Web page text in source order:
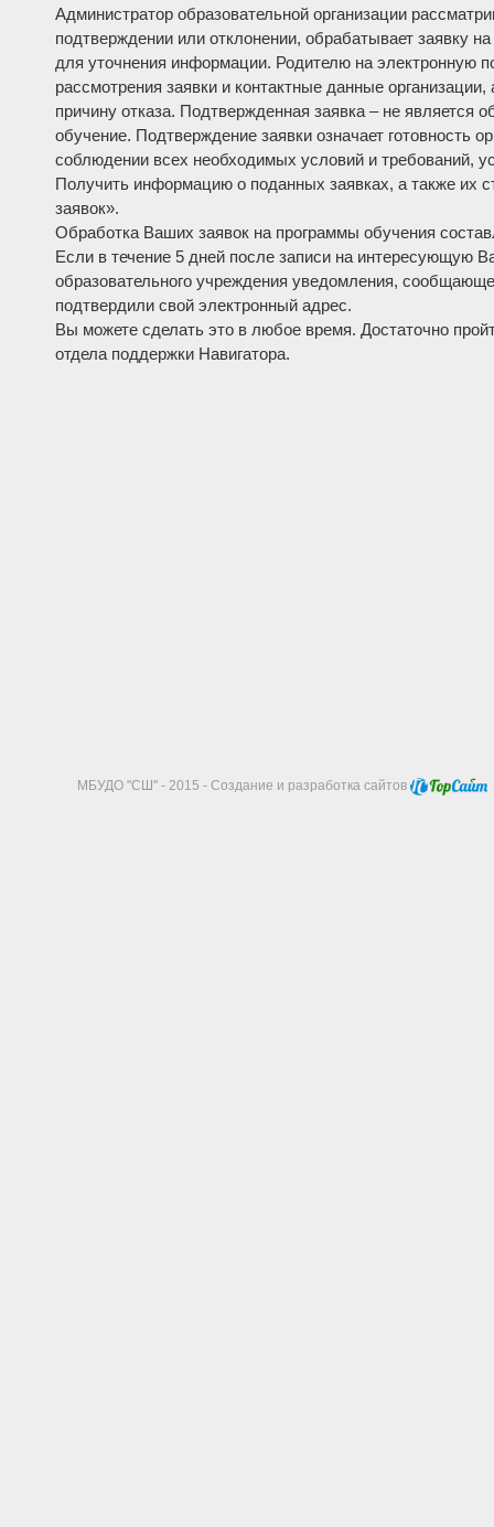
Администратор образовательной организации
подтверждении или отклонении, обрабатывает заявку
для уточнения информации. Родителю на электронную
рассмотрения заявки и контактные данные
причину отказа. Подтвержденная заявка – не является
обучение. Подтверждение заявки означает готовность
соблюдении всех необходимых условий и требований,
Получить информацию о поданных заявках, а также их
заявок».
Обработка Ваших заявок на программы обучения
Если в течение 5 дней после записи на интересующую
образовательного учреждения уведомления,
подтвердили свой электронный адрес.
Вы можете сделать это в любое время. Достаточно
отдела поддержки Навигатора.
МБУДО "СШ" - 2015 - Создание и разработка сайтов